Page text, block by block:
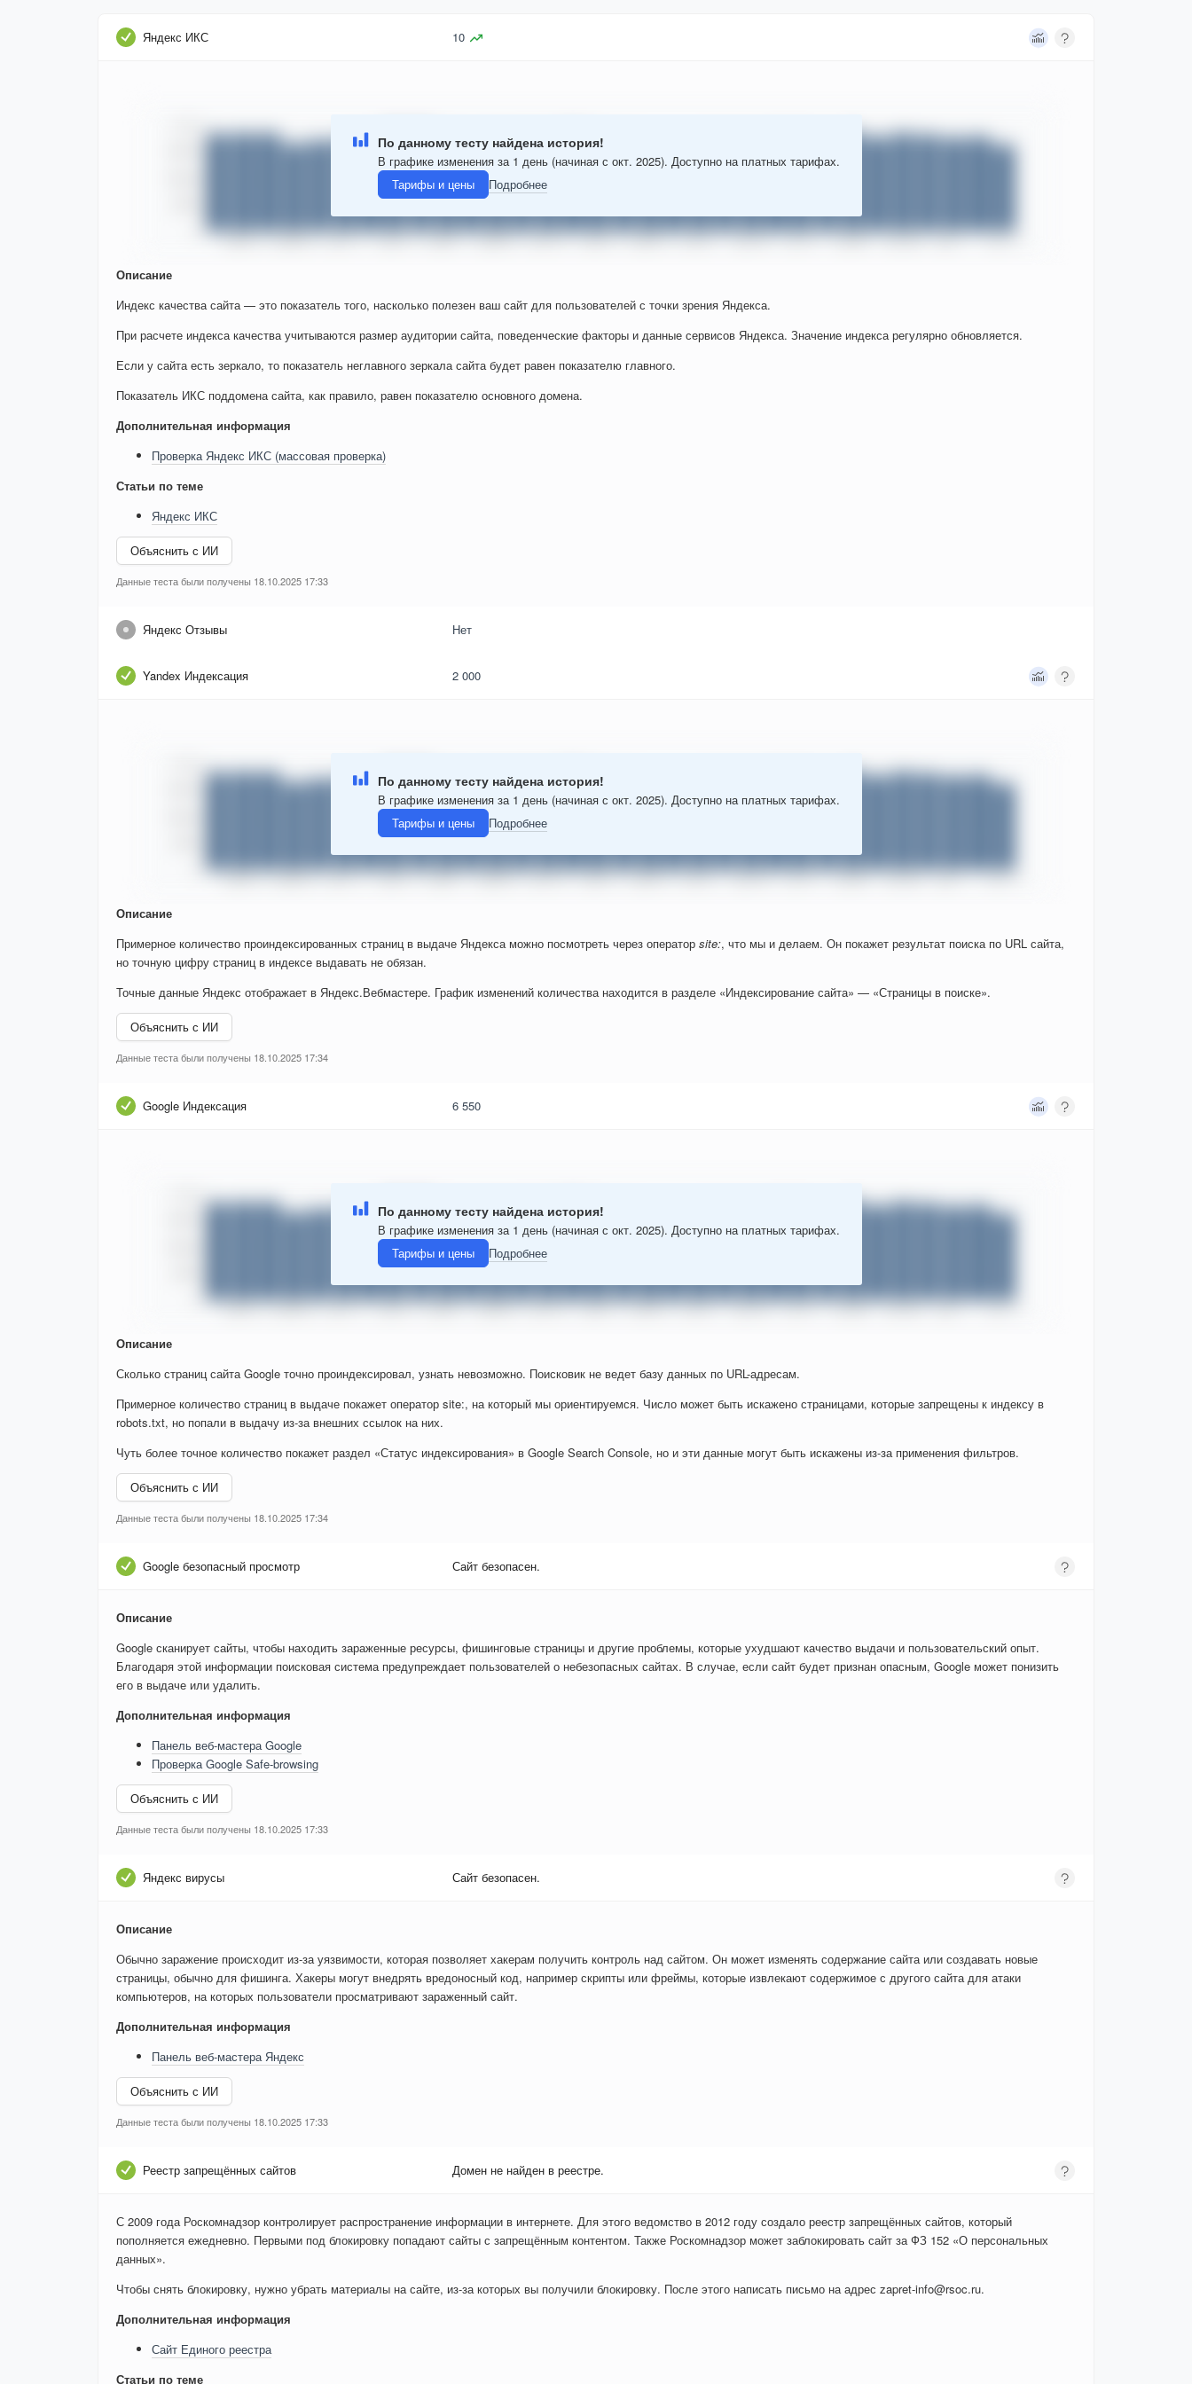
Яндекс ИКС 10
По данному тесту найдена история!
В графике изменения за 1 день (начиная с окт. 2025). Доступно на платных тарифах.
Тарифы и цены
Подробнее
Описание
Индекс качества сайта — это показатель того, насколько полезен ваш сайт для пользователей с точки зрения Яндекса.
При расчете индекса качества учитываются размер аудитории сайта, поведенческие факторы и данные сервисов Яндекса. Значение индекса регулярно обновляется.
Если у сайта есть зеркало, то показатель неглавного зеркала сайта будет равен показателю главного.
Показатель ИКС поддомена сайта, как правило, равен показателю основного домена.
Дополнительная информация
Проверка Яндекс ИКС (массовая проверка)
Статьи по теме
Яндекс ИКС
Объяснить с ИИ
Данные теста были получены 18.10.2025 17:33
Яндекс Отзывы Нет
Yandex Индексация 2 000
По данному тесту найдена история!
В графике изменения за 1 день (начиная с окт. 2025). Доступно на платных тарифах.
Тарифы и цены
Подробнее
Описание
Примерное количество проиндексированных страниц в выдаче Яндекса можно посмотреть через оператор site:, что мы и делаем. Он покажет результат поиска по URL сайта,
но точную цифру страниц в индексе выдавать не обязан.
Точные данные Яндекс отображает в Яндекс.Вебмастере. График изменений количества находится в разделе «Индексирование сайта» — «Страницы в поиске».
Объяснить с ИИ
Данные теста были получены 18.10.2025 17:34
Google Индексация 6 550
По данному тесту найдена история!
В графике изменения за 1 день (начиная с окт. 2025). Доступно на платных тарифах.
Тарифы и цены
Подробнее
Описание
Сколько страниц сайта Google точно проиндексировал, узнать невозможно. Поисковик не ведет базу данных по URL-адресам.
Примерное количество страниц в выдаче покажет оператор site:, на который мы ориентируемся. Число может быть искажено страницами, которые запрещены к индексу в
robots.txt, но попали в выдачу из-за внешних ссылок на них.
Чуть более точное количество покажет раздел «Статус индексирования» в Google Search Console, но и эти данные могут быть искажены из-за применения фильтров.
Объяснить с ИИ
Данные теста были получены 18.10.2025 17:34
Google безопасный просмотр Сайт безопасен.
Описание
Google сканирует сайты, чтобы находить зараженные ресурсы, фишинговые страницы и другие проблемы, которые ухудшают качество выдачи и пользовательский опыт.
Благодаря этой информации поисковая система предупреждает пользователей о небезопасных сайтах. В случае, если сайт будет признан опасным, Google может понизить
его в выдаче или удалить.
Дополнительная информация
Панель веб-мастера Google
Проверка Google Safe-browsing
Объяснить с ИИ
Данные теста были получены 18.10.2025 17:33
Яндекс вирусы Сайт безопасен.
Описание
Обычно заражение происходит из-за уязвимости, которая позволяет хакерам получить контроль над сайтом. Он может изменять содержание сайта или создавать новые
страницы, обычно для фишинга. Хакеры могут внедрять вредоносный код, например скрипты или фреймы, которые извлекают содержимое с другого сайта для атаки
компьютеров, на которых пользователи просматривают зараженный сайт.
Дополнительная информация
Панель веб-мастера Яндекс
Объяснить с ИИ
Данные теста были получены 18.10.2025 17:33
Реестр запрещённых сайтов Домен не найден в реестре.
С 2009 года Роскомнадзор контролирует распространение информации в интернете. Для этого ведомство в 2012 году создало реестр запрещённых сайтов, который
пополняется ежедневно. Первыми под блокировку попадают сайты с запрещённым контентом. Также Роскомнадзор может заблокировать сайт за ФЗ 152 «О персональных
данных».
Чтобы снять блокировку, нужно убрать материалы на сайте, из-за которых вы получили блокировку. После этого написать письмо на адрес zapret-info@rsoc.ru.
Дополнительная информация
Сайт Единого реестра
Статьи по теме